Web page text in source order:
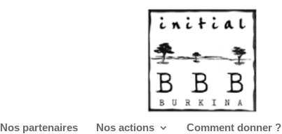
Nos partenaires Nos actions Comment donner ?